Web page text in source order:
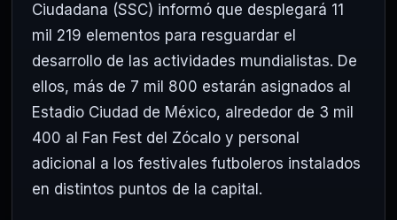
Ciudadana (SSC) informó que desplegará 11
mil 219 elementos para resguardar el
desarrollo de las actividades mundialistas. De
ellos, más de 7 mil 800 estarán asignados al
Estadio Ciudad de México, alrededor de 3 mil
400 al Fan Fest del Zócalo y personal
adicional a los festivales futboleros instalados
en distintos puntos de la capital.